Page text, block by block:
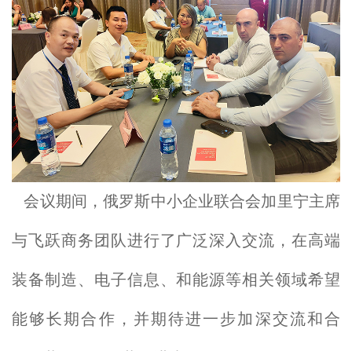
会议期间，俄罗斯中小企业联合会加里宁主席
与飞跃商务团队进行了广泛深入交流，在高端
装备制造、电子信息、和能源等相关领域希望
能够长期合作，并期待进一步加深交流和合